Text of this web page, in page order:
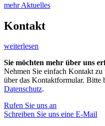
mehr Aktuelles
Kontakt
weiterlesen
Sie möchten mehr über uns
Nehmen Sie einfach Kontakt
über das Kontaktformular. Bitte
Datenschutz.
Rufen Sie uns an
Schreiben Sie uns eine E-Mail